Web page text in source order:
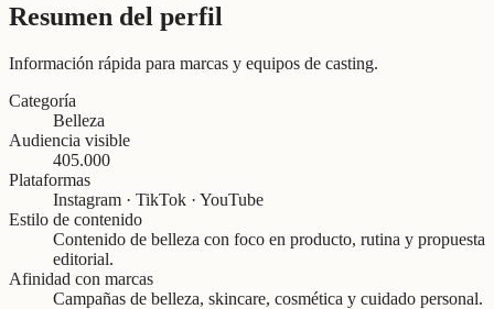
Resumen del perfil
Información rápida para marcas y equipos de casting.
Categoría
Belleza
Audiencia visible
405.000
Plataformas
Instagram · TikTok · YouTube
Estilo de contenido
Contenido de belleza con foco en producto, rutina y propuesta
editorial.
Afinidad con marcas
Campañas de belleza, skincare, cosmética y cuidado personal.